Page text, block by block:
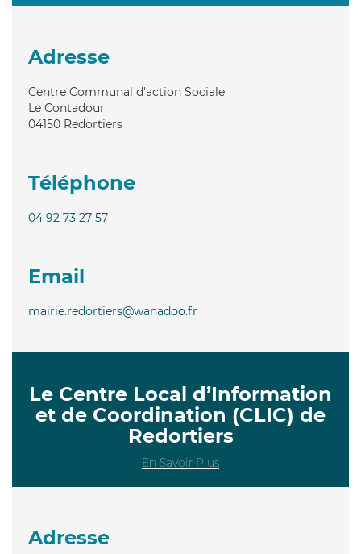
Adresse
Centre Communal d'action Sociale
Le Contadour
04150 Redortiers
Téléphone
04 92 73 27 57
Email
mairie.redortiers@wanadoo.fr
Le Centre Local d’Information
et de Coordination (CLIC) de
Redortiers
En Savoir Plus
Adresse